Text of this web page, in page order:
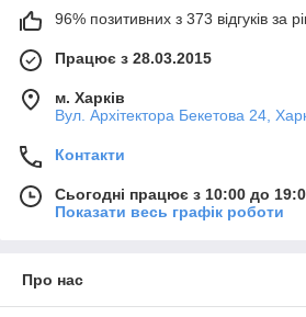
96% позитивних з 373 відгуків за
Працює з 28.03.2015
м. Харків
Вул. Архітектора Бекетова 24,
Контакти
Сьогодні працює з 10:00 до
Показати весь графік роботи
Про нас